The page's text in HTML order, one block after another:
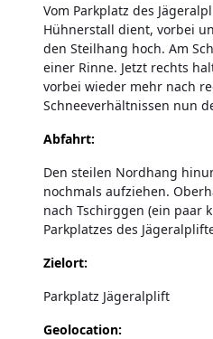
Vom Parkplatz des
Hühnerstall dient, vorbei
den Steilhang hoch. Am
einer Rinne. Jetzt rechts
vorbei wieder mehr nach
Schneeverhältnissen nun
Abfahrt:
Den steilen Nordhang
nochmals aufziehen.
nach Tschirggen (ein paar
Parkplatzes des
Zielort:
Parkplatz Jägeralplift
Geolocation: